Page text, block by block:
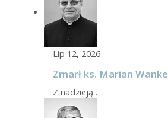
Lip 12, 2026
Zmarł ks. Marian Wanke
Z nadzieją…